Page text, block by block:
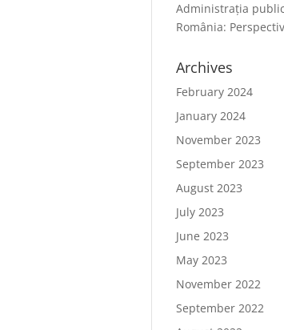
Administrația
România:
Archives
February 2024
January 2024
November 2023
September 2023
August 2023
July 2023
June 2023
May 2023
November 2022
September 2022